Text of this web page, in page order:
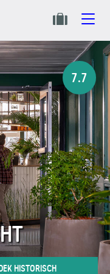
HISTORISCH
7.7